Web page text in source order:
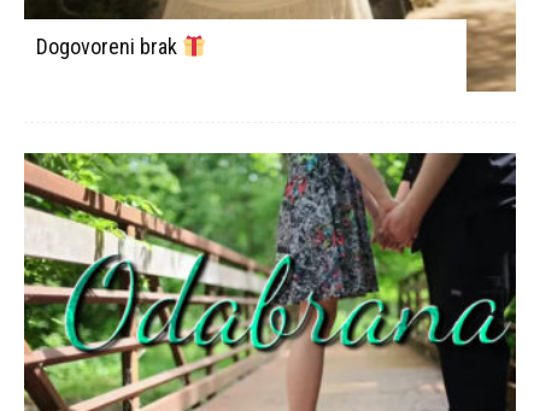
Dogovoreni brak